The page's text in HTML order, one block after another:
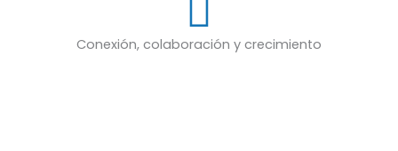
Conexión, colaboración y crecimiento